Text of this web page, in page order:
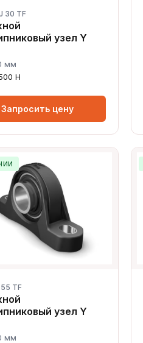
30 TF
узел Y
мм
Н
Запросить цену
TF
узел Y
мм